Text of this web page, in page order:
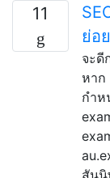
11
ย่อ
จะดี
หาก
กำห
สันนิ